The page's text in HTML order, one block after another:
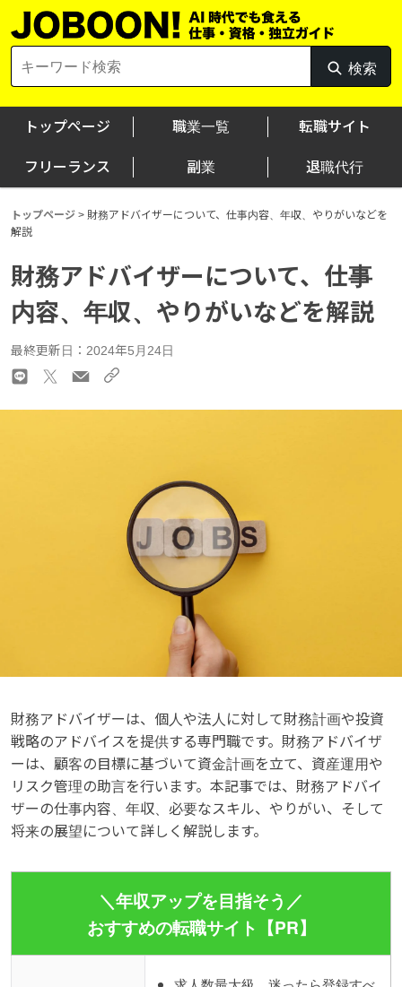
Skip
to
for:
検索
検
索
トップページ 職業一覧 転職サイト
フリーランス 副業 退職代行
トップページ > 財務アドバイザーについて、仕事内容、年収、やりがいなどを
解説
財務アドバイザーについて、仕事
内容、年収、やりがいなどを解説
最終更新日：2024年5月24日
財務アドバイザーは、個人や法人に対して財務計画や投資
戦略のアドバイスを提供する専門職です。財務アドバイザ
ーは、顧客の目標に基づいて資金計画を立て、資産運用や
リスク管理の助言を行います。本記事では、財務アドバイ
ザーの仕事内容、年収、必要なスキル、やりがい、そして
将来の展望について詳しく解説します。
＼年収アップを目指そう／
おすすめの転職サイト【PR】